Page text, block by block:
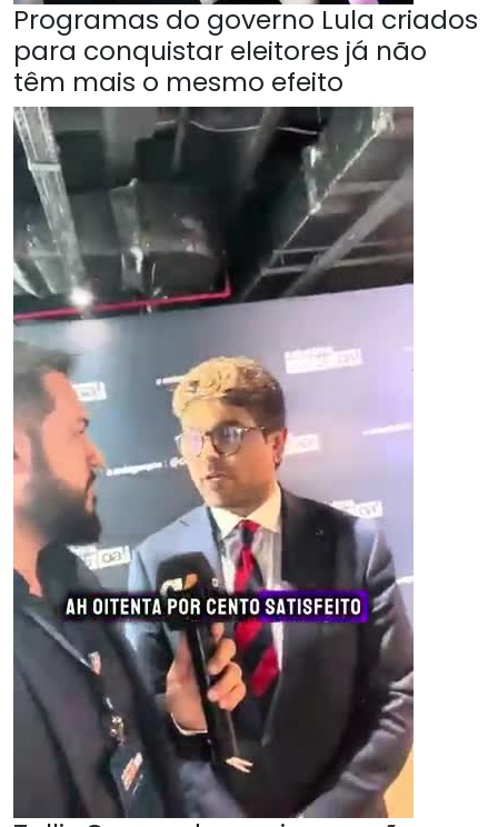
Programas do governo Lula criados
para conquistar eleitores já não
têm mais o mesmo efeito